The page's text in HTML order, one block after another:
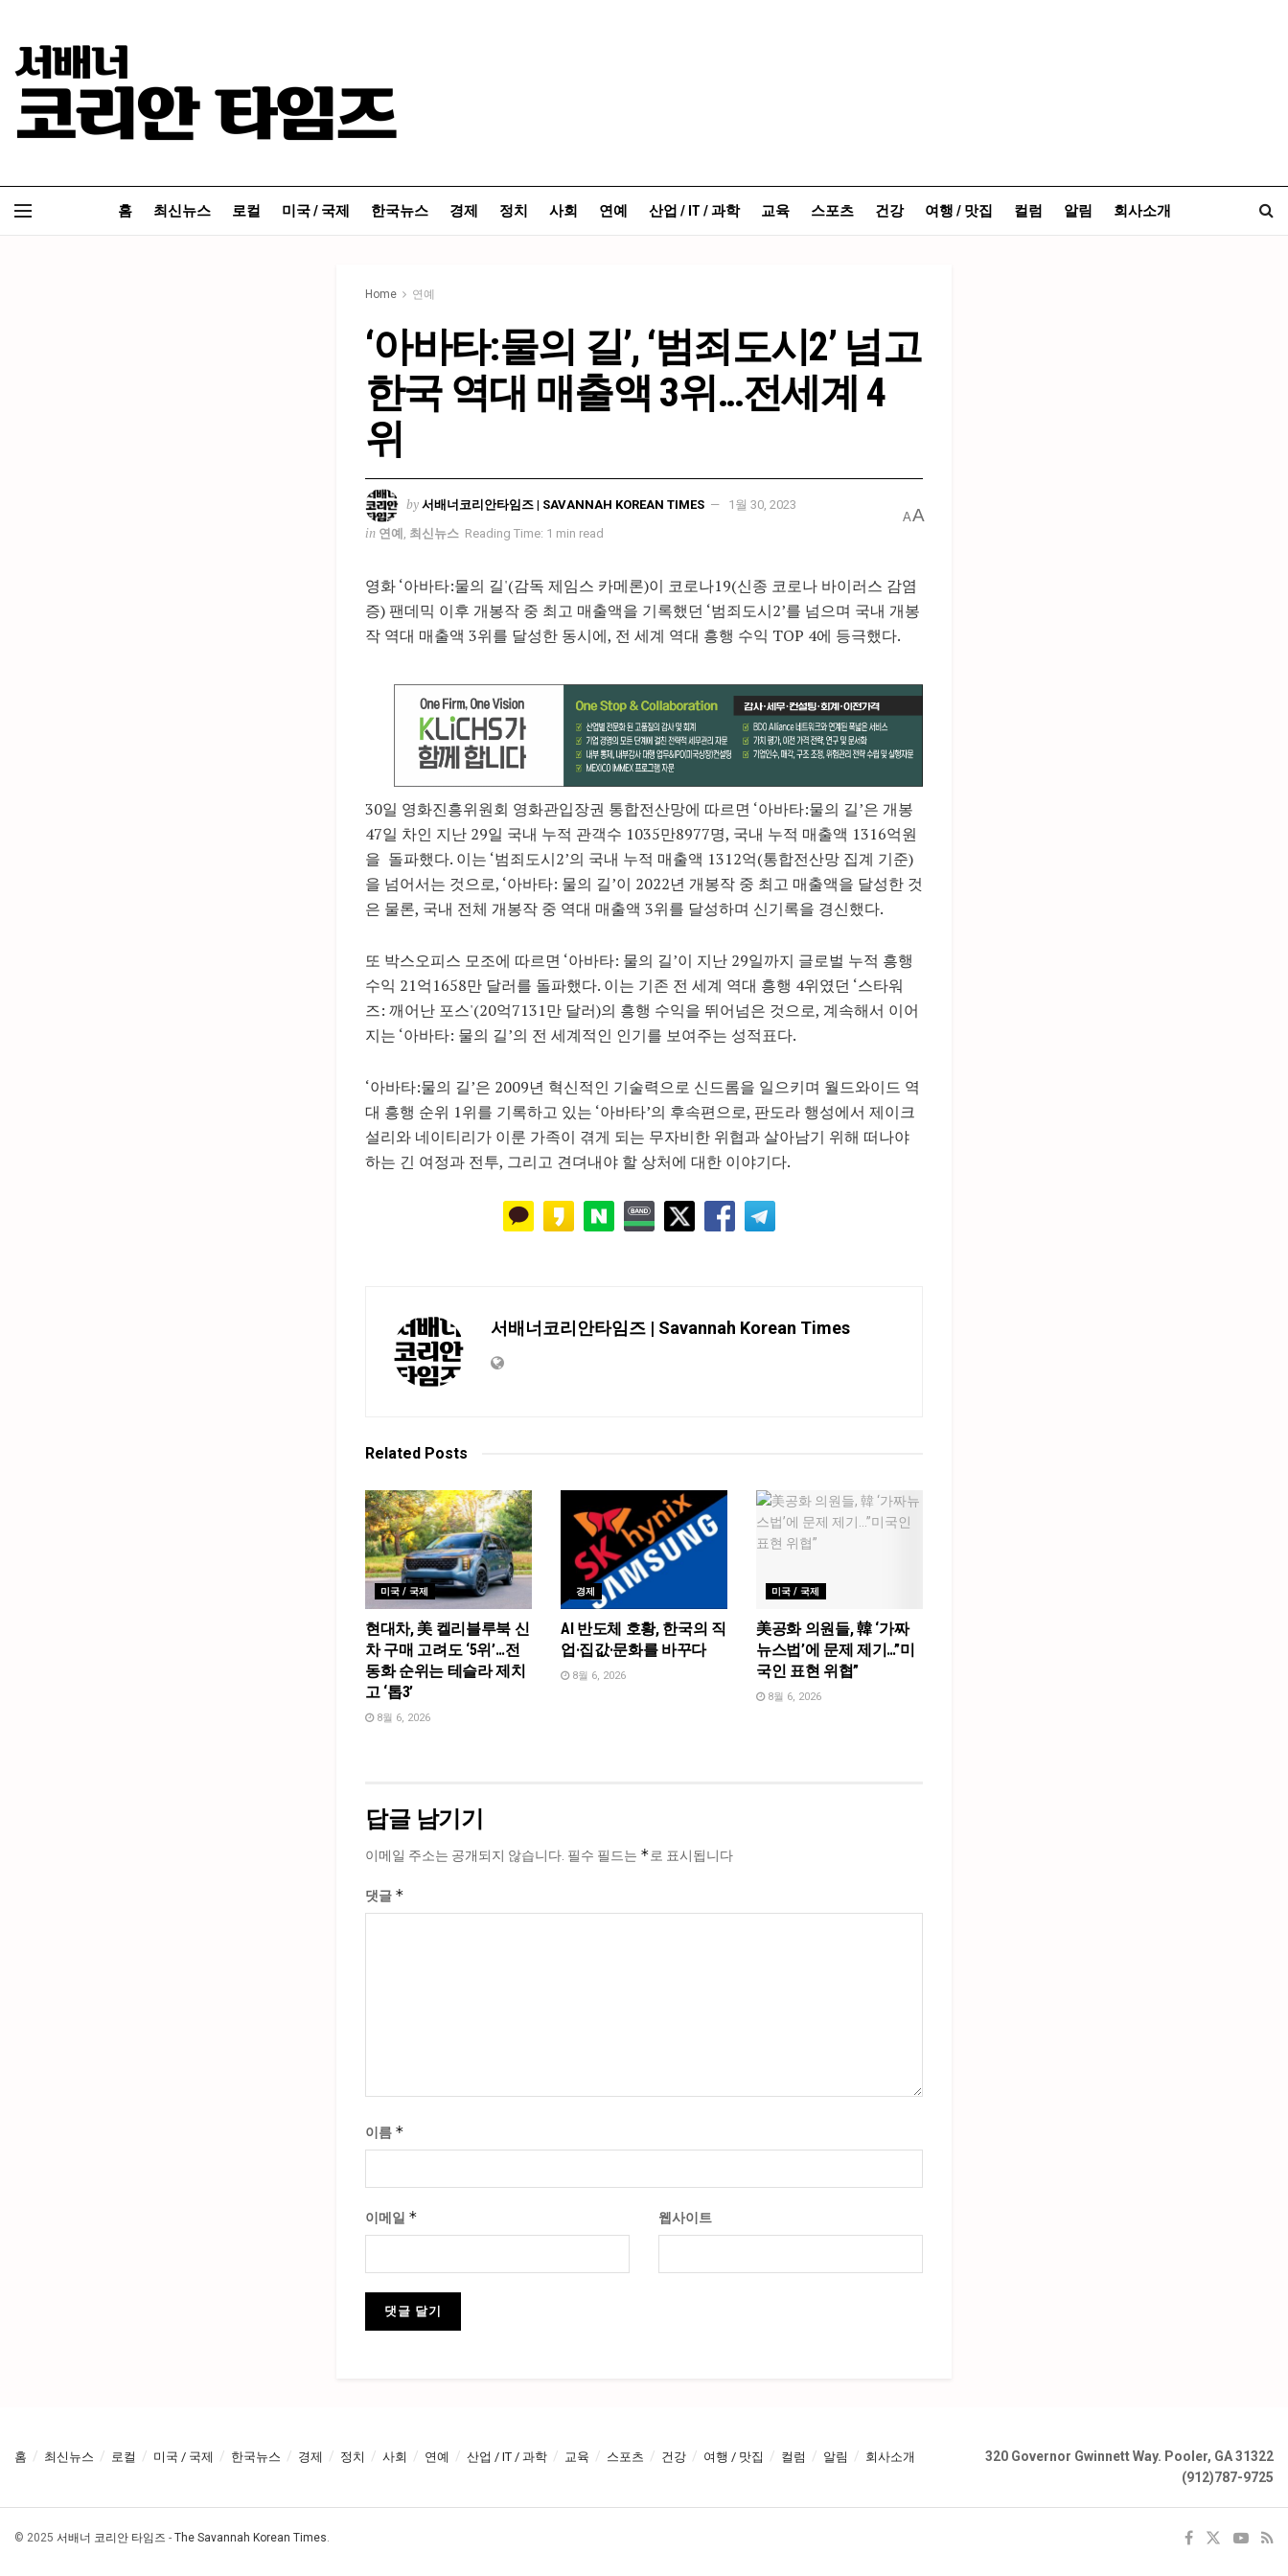
홈 최신뉴스 로컬 미국 / 국제 한국뉴스 경제 정치 사회 연예 산업 / IT / 과학 교육 스포츠 건강 여행 / 맛집 컬럼 알림 회사소개
Home 연예
‘아바타:물의 길’, ‘범죄도시2’ 넘고
한국 역대 매출액 3위…전세계 4
위
by 서배너코리안타임즈 | SAVANNAH KOREAN TIMES 1월 30, 2023
in 연예 최신뉴스 Reading Time: 1 min read
AA
영화 ‘아바타:물의 길'(감독 제임스 카메론)이 코로나19(신종 코로나 바이러스 감염
증) 팬데믹 이후 개봉작 중 최고 매출액을 기록했던 ‘범죄도시2’를 넘으며 국내 개봉
작 역대 매출액 3위를 달성한 동시에, 전 세계 역대 흥행 수익 TOP 4에 등극했다.
30일 영화진흥위원회 영화관입장권 통합전산망에 따르면 ‘아바타:물의 길’은 개봉
47일 차인 지난 29일 국내 누적 관객수 1035만8977명, 국내 누적 매출액 1316억원
을 돌파했다. 이는 ‘범죄도시2’의 국내 누적 매출액 1312억(통합전산망 집계 기준)
을 넘어서는 것으로, ‘아바타: 물의 길’이 2022년 개봉작 중 최고 매출액을 달성한 것
은 물론, 국내 전체 개봉작 중 역대 매출액 3위를 달성하며 신기록을 경신했다.
또 박스오피스 모조에 따르면 ‘아바타: 물의 길’이 지난 29일까지 글로벌 누적 흥행
수익 21억1658만 달러를 돌파했다. 이는 기존 전 세계 역대 흥행 4위였던 ‘스타워
즈: 깨어난 포스'(20억7131만 달러)의 흥행 수익을 뛰어넘은 것으로, 계속해서 이어
지는 ‘아바타: 물의 길’의 전 세계적인 인기를 보여주는 성적표다.
‘아바타:물의 길’은 2009년 혁신적인 기술력으로 신드롬을 일으키며 월드와이드 역
대 흥행 순위 1위를 기록하고 있는 ‘아바타’의 후속편으로, 판도라 행성에서 제이크
설리와 네이티리가 이룬 가족이 겪게 되는 무자비한 위협과 살아남기 위해 떠나야
하는 긴 여정과 전투, 그리고 견뎌내야 할 상처에 대한 이야기다.
서배너코리안타임즈 | Savannah Korean Times
Related Posts
미국 / 국제
현대차, 美 켈리블루북 신
차 구매 고려도 ‘5위’…전
동화 순위는 테슬라 제치
고 ‘톱3’
8월 6, 2026
경제
AI 반도체 호황, 한국의 직
업·집값·문화를 바꾸다
8월 6, 2026
미국 / 국제
美공화 의원들, 韓 ‘가짜
뉴스법’에 문제 제기…”미
국인 표현 위협”
8월 6, 2026
답글 남기기
이메일 주소는 공개되지 않습니다. 필수 필드는 *로 표시됩니다
댓글 *
이름 *
이메일 * 웹사이트
홈 최신뉴스 로컬 미국 / 국제 한국뉴스 경제 정치 사회 연예 산업 / IT / 과학 교육 스포츠 건강 여행 / 맛집 컬럼 알림 회사소개
320 Governor Gwinnett Way. Pooler, GA 31322
(912)787-9725
© 2025 서배너 코리안 타임즈 - The Savannah Korean Times.